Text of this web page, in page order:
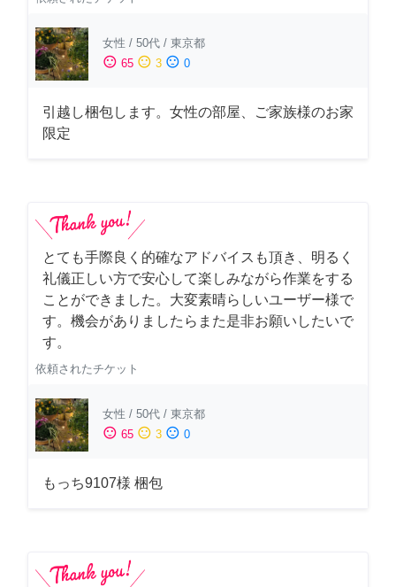
女性 / 50代 / 東京都
sentiment_satisfied 65 sentiment_neutral 3 sentiment_dissatisfied 0
引越し梱包します。女性の部屋、ご家族様のお家
限定
とても手際良く的確なアドバイスも頂き、明るく
礼儀正しい方で安心して楽しみながら作業をする
ことができました。大変素晴らしいユーザー様で
す。機会がありましたらまた是非お願いしたいで
す。
依頼されたチケット
女性 / 50代 / 東京都
sentiment_satisfied 65 sentiment_neutral 3 sentiment_dissatisfied 0
もっち9107様 梱包